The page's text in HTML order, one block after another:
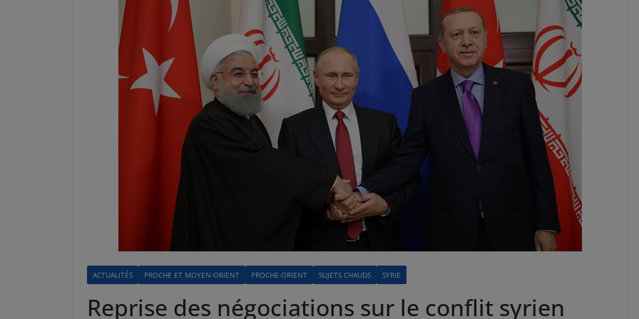
ACTUALITÉS PROCHE ET MOYEN-ORIENT PROCHE-ORIENT SUJETS CHAUDS SYRIE
Reprise des négociations sur le conflit syrien